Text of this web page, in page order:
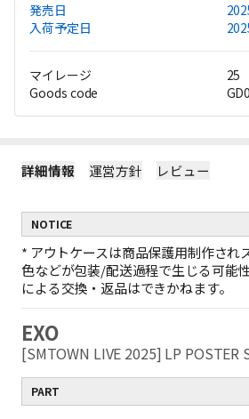
発売日
入荷予定日
マイレージ
25
Goods code
詳細情報 運営方針 レビュー
NOTICE
* アウトケースは商品保護用制作され
色などが包装/配送過程で生じる可能
による交換・返品はできかねます。
EXO
[SMTOWN LIVE 2025] LP POSTER
PART